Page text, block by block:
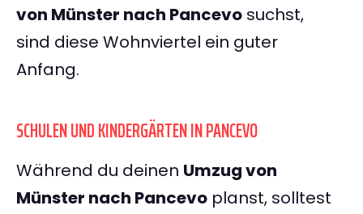
von Münster nach Pancevo suchst,
sind diese Wohnviertel ein guter
Anfang.
SCHULEN UND KINDERGÄRTEN IN PANCEVO
Während du deinen Umzug von
Münster nach Pancevo planst, solltest